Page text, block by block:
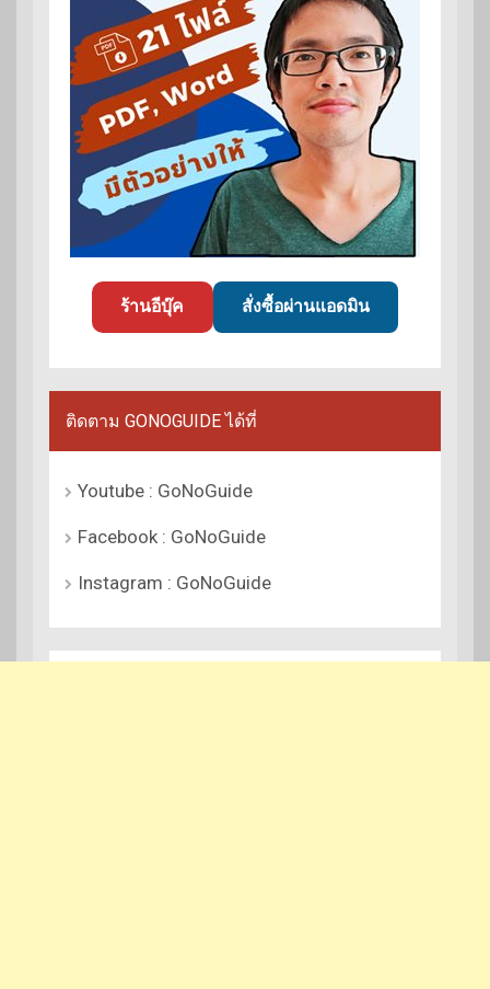
ร้านอีบุ๊ค สั่งซื้อผ่านแอดมิน
ติดตาม GONOGUIDE ได้ที่
Youtube : GoNoGuide
Facebook : GoNoGuide
Instagram : GoNoGuide